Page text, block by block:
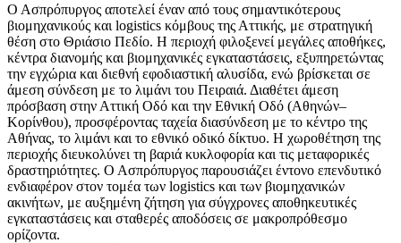
Ο Ασπρόπυργος αποτελεί έναν από τους σημαντικότερους
βιομηχανικούς και logistics κόμβους της Αττικής, με στρατηγική
θέση στο Θριάσιο Πεδίο. Η περιοχή φιλοξενεί μεγάλες αποθήκες,
κέντρα διανομής και βιομηχανικές εγκαταστάσεις, εξυπηρετώντας
την εγχώρια και διεθνή εφοδιαστική αλυσίδα, ενώ βρίσκεται σε
άμεση σύνδεση με το λιμάνι του Πειραιά. Διαθέτει άμεση
πρόσβαση στην Αττική Οδό και την Εθνική Οδό (Αθηνών–
Κορίνθου), προσφέροντας ταχεία διασύνδεση με το κέντρο της
Αθήνας, το λιμάνι και το εθνικό οδικό δίκτυο. Η χωροθέτηση της
περιοχής διευκολύνει τη βαριά κυκλοφορία και τις μεταφορικές
δραστηριότητες. Ο Ασπρόπυργος παρουσιάζει έντονο επενδυτικό
ενδιαφέρον στον τομέα των logistics και των βιομηχανικών
ακινήτων, με αυξημένη ζήτηση για σύγχρονες αποθηκευτικές
εγκαταστάσεις και σταθερές αποδόσεις σε μακροπρόθεσμο
ορίζοντα.